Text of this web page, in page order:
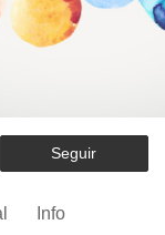
Seguir
Info